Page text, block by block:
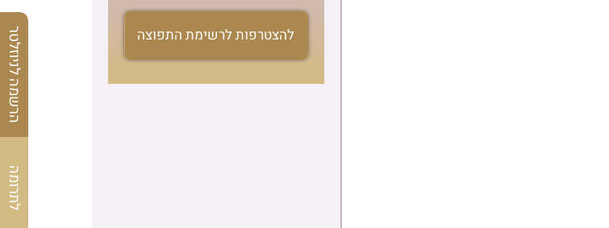
להצטרפות לרשימת התפוצה הרשמה לניוזלטר
לתרומה